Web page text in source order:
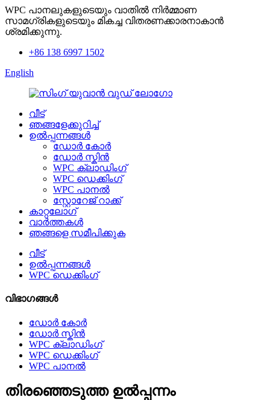
WPC പാനലുകളുടെയും വാതിൽ നിർമ്മാണ
സാമഗ്രികളുടെയും മികച്ച വിതരണക്കാരനാകാൻ
ശ്രമിക്കുന്നു.
+86 138 6997 1502
English
വീട്
ഞങ്ങളേക്കുറിച്ച്
ഉൽപ്പന്നങ്ങൾ
ഡോർ കോർ
ഡോർ സ്കിൻ
WPC ക്ലാഡിംഗ്
WPC ഡെക്കിംഗ്
WPC പാനൽ
സ്റ്റോറേജ് റാക്ക്
കാറ്റലോഗ്
വാർത്തകൾ
ഞങ്ങളെ സമീപിക്കുക
വീട്
ഉൽപ്പന്നങ്ങൾ
WPC ഡെക്കിംഗ്
വിഭാഗങ്ങൾ
ഡോർ കോർ
ഡോർ സ്കിൻ
WPC ക്ലാഡിംഗ്
WPC ഡെക്കിംഗ്
WPC പാനൽ
തിരഞ്ഞെടുത്ത ഉൽപ്പന്നം